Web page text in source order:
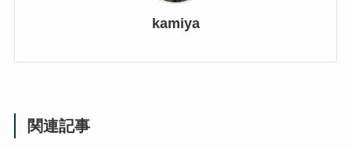
kamiya
関連記事